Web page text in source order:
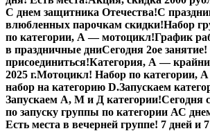
С днем защитника Отечества!С
влюбленных парочкам скидки!Набор
по категории, А — мотоцикл!График
в праздничные дниСегодня 2ое
присоединиться!Категория, А —
2025 г.Мотоцикл! Набор по категории,
набор на категорию D.Запускаем
Запускаем А, М и Д категории!Сегодня
по запуску группы по категории АС
Есть места в вечерней группе! 7 дней и